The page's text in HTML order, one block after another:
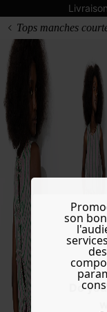
Do
Tops manches
son